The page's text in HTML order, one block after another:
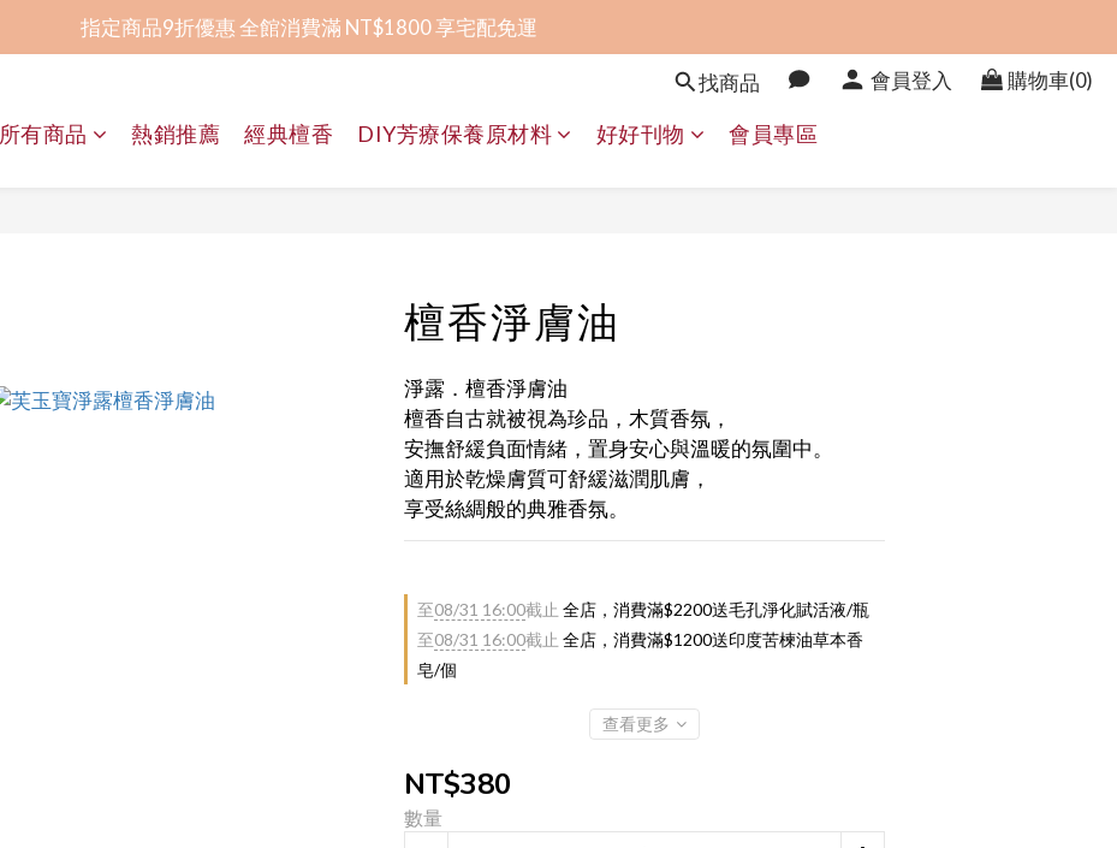
指定商品9折優惠 全館消費滿 NT$1800 享宅配免運
指定商品9折優惠 全館消費滿 NT$1800 享宅配免運
賀！榮獲2024屏東卓越企業獎幸福友善獎
找商品 會員登入 購物車(0)
所有商品 熱銷推薦 經典檀香 DIY芳療保養原材料 好好刊物 會員專區
檀香淨膚油
淨露．檀香淨膚油
檀香自古就被視為珍品，木質香氛，
安撫舒緩負面情緒，置身安心與溫暖的氛圍中。
適用於乾燥膚質可舒緩滋潤肌膚，
享受絲綢般的典雅香氛。
至08/31 16:00截止 全店，消費滿$2200送毛孔淨化賦活液/瓶
至08/31 16:00截止 全店，消費滿$1200送印度苦楝油草本香
皂/個
查看更多
NT$380
數量